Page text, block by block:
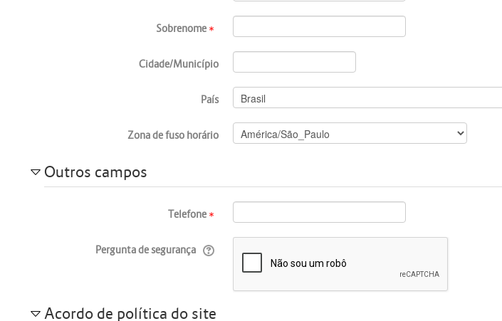
Sobrenome
Cidade/Município
País
Zona de fuso horário
Outros campos
Telefone
Pergunta de segurança
Acordo de política do site